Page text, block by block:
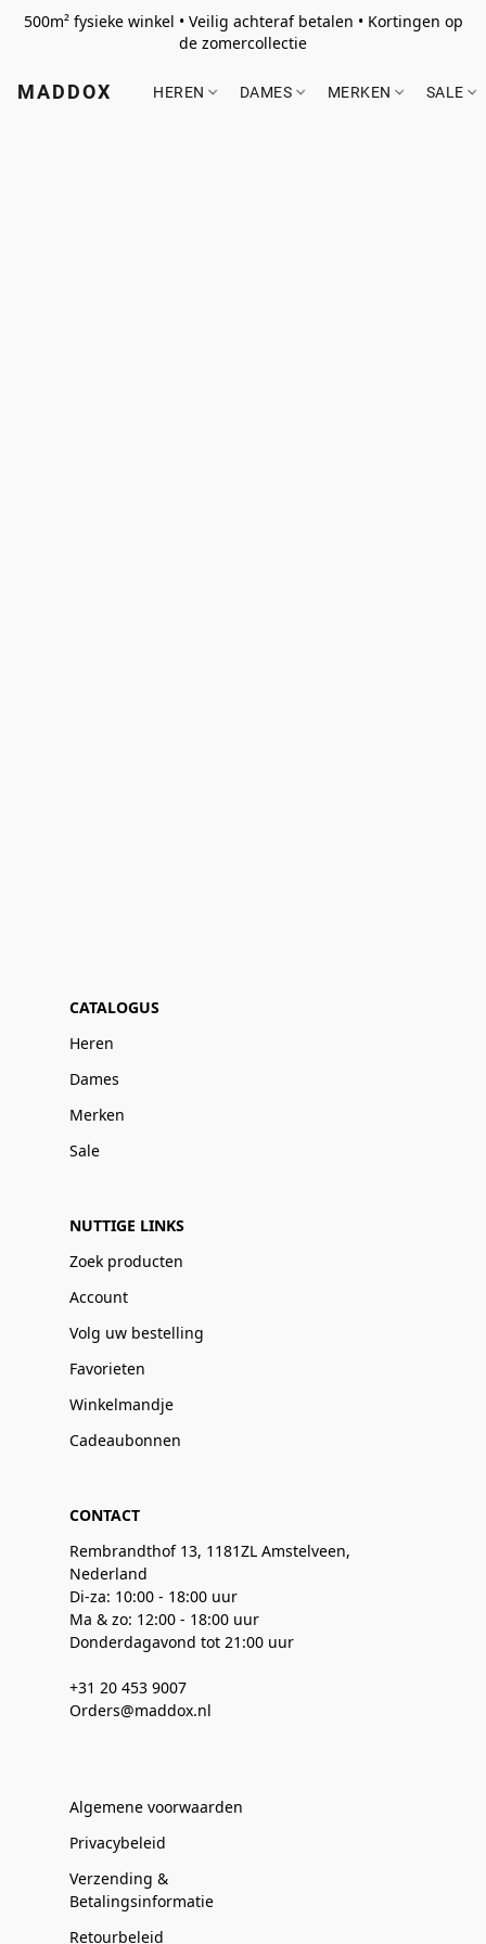
500m² fysieke winkel • Veilig achteraf betalen • Kortingen op
de zomercollectie
MADDOX HEREN DAMES MERKEN SALE
CATALOGUS
Heren
Dames
Merken
Sale
NUTTIGE LINKS
Zoek producten
Account
Volg uw bestelling
Favorieten
Winkelmandje
Cadeaubonnen
CONTACT
Rembrandthof 13, 1181ZL Amstelveen,
Nederland
Di-za: 10:00 - 18:00 uur
Ma & zo: 12:00 - 18:00 uur
Donderdagavond tot 21:00 uur
+31 20 453 9007
Orders@maddox.nl
Algemene voorwaarden
Privacybeleid
Verzending &
Betalingsinformatie
Retourbeleid